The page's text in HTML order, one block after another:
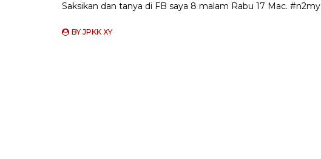
Saksikan dan tanya di FB saya 8 malam Rabu 17 Mac. #n2my
BYJPKK XY